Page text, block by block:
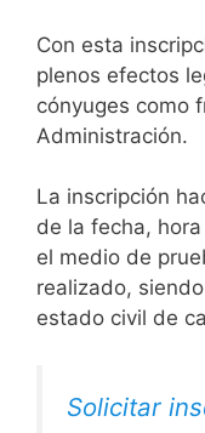
Con esta
plenos efectos
cónyuges como
Administración.
La inscripción
de la fecha,
el medio de
realizado,
estado civil de
Solicitar